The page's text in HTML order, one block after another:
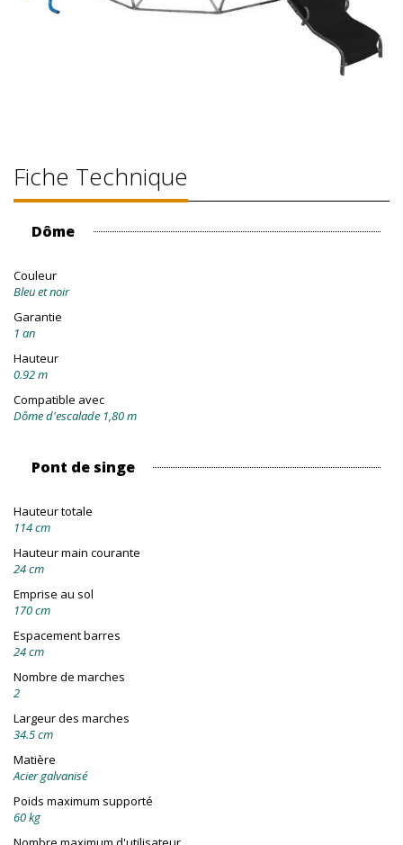
Fiche Technique
Dôme
Couleur
Bleu et noir
Garantie
1 an
Hauteur
0.92 m
Compatible avec
Dôme d'escalade 1,80 m
Pont de singe
Hauteur totale
114 cm
Hauteur main courante
24 cm
Emprise au sol
170 cm
Espacement barres
24 cm
Nombre de marches
2
Largeur des marches
34.5 cm
Matière
Acier galvanisé
Poids maximum supporté
60 kg